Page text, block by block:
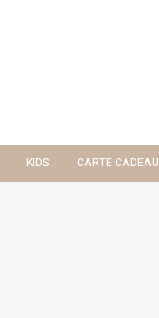
KIDS CARTE CADEAU